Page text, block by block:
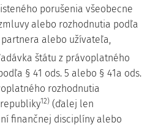
porušenia všeobecne
alebo rozhodnutia podľa
partnera alebo užívateľa,
štátu z právoplatného
§ 41 ods. 5 alebo § 41a ods.
rozhodnutia
12)(ďalej len
finančnej disciplíny alebo